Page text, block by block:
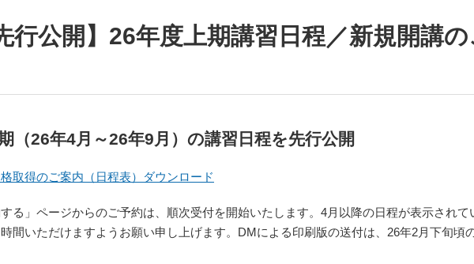
行公開】26年度上期講習日程／新規開講
（26年4月～26年9月）の講習日程を先行公開
取得のご案内（日程表）ダウンロード
する」ページからのご予約は、順次受付を開始いたします。4月以降の日程が表示され
間いただけますようお願い申し上げます。DMによる印刷版の送付は、26年2月下旬頃